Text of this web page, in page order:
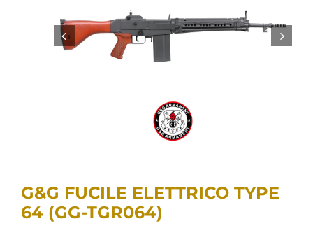
G&G FUCILE ELETTRICO TYPE
64 (GG-TGR064)